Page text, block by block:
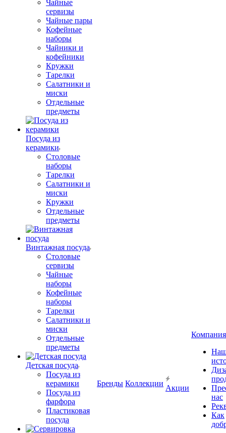
Чайные
сервизы
Чайные пары
Кофейные
наборы
Чайники и
кофейники
Кружки
Тарелки
Салатники и
миски
Отдельные
предметы
Посуда из
керамики
Столовые
наборы
Тарелки
Салатники и
миски
Кружки
Отдельные
предметы
Винтажная посуда
Столовые
сервизы
Чайные
наборы
Кофейные
наборы
Тарелки
Салатники и
миски
Отдельные
предметы
Детская посуда
Посуда из
керамики
Посуда из
фарфора
Пластиковая
посуда
Бренды Коллекции
Акции
Компания
нас
Как